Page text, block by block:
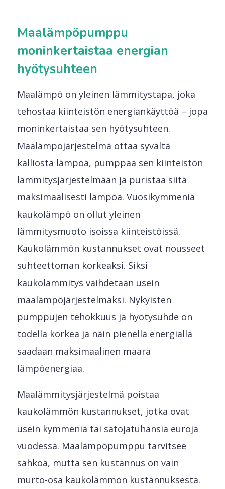
Maalämpöpumppu
moninkertaistaa energian
hyötysuhteen
Maalämpö on yleinen lämmitystapa, joka
tehostaa kiinteistön energiankäyttöä – jopa
moninkertaistaa sen hyötysuhteen.
Maalämpöjärjestelmä ottaa syvältä
kalliosta lämpöä, pumppaa sen kiinteistön
lämmitysjärjestelmään ja puristaa siitä
maksimaalisesti lämpöä. Vuosikymmeniä
kaukolämpö on ollut yleinen
lämmitysmuoto isoissa kiinteistöissä.
Kaukolämmön kustannukset ovat nousseet
suhteettoman korkeaksi. Siksi
kaukolämmitys vaihdetaan usein
maalämpöjärjestelmäksi. Nykyisten
pumppujen tehokkuus ja hyötysuhde on
todella korkea ja näin pienellä energialla
saadaan maksimaalinen määrä
lämpöenergiaa.
Maalämmitysjärjestelmä poistaa
kaukolämmön kustannukset, jotka ovat
usein kymmeniä tai satojatuhansia euroja
vuodessa. Maalämpöpumppu tarvitsee
sähköä, mutta sen kustannus on vain
murto-osa kaukolämmön kustannuksesta.